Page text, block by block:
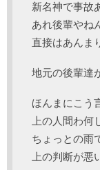
新名神で事故
あれ後輩やね
直接はあんま
地元の後輩達
ほんまにこう
上の人間わ何
ちょっとの雨
上の判断が